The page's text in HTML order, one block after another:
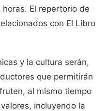
El repertorio de
con El Libro
y la cultura serán,
que permitirán
al mismo tiempo
incluyendo la